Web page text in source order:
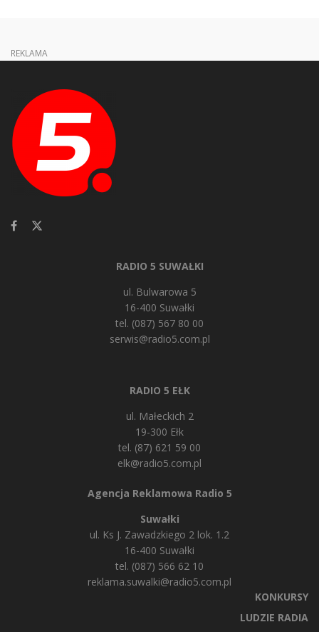
REKLAMA
RADIO 5 SUWAŁKI
ul. Bulwarowa 5
16-400 Suwałki
tel. (087) 567 80 00
serwis@radio5.com.pl
RADIO 5 EŁK
ul. Małeckich 2
19-300 Ełk
tel. (87) 621 59 00
elk@radio5.com.pl
Agencja Reklamowa Radio 5
Suwałki
ul. Ks J. Zawadzkiego 2 lok. 1.2
16-400 Suwałki
tel. (087) 566 62 10
reklama.suwalki@radio5.com.pl
KONKURSY
LUDZIE RADIA